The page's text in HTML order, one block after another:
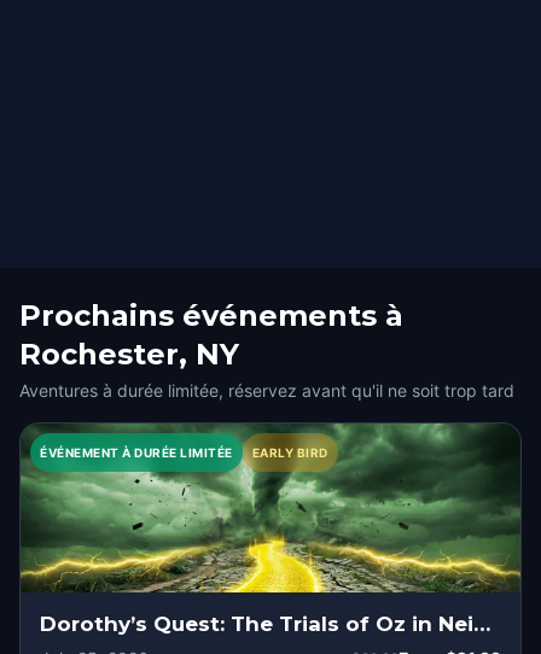
Prochains événements à
Rochester, NY
Aventures à durée limitée, réservez avant qu'il ne soit trop tard
ÉVÉNEMENT À DURÉE LIMITÉE EARLY BIRD
Dorothy’s Quest: The Trials of Oz in Neighborhood of the Arts, Rochester, NY